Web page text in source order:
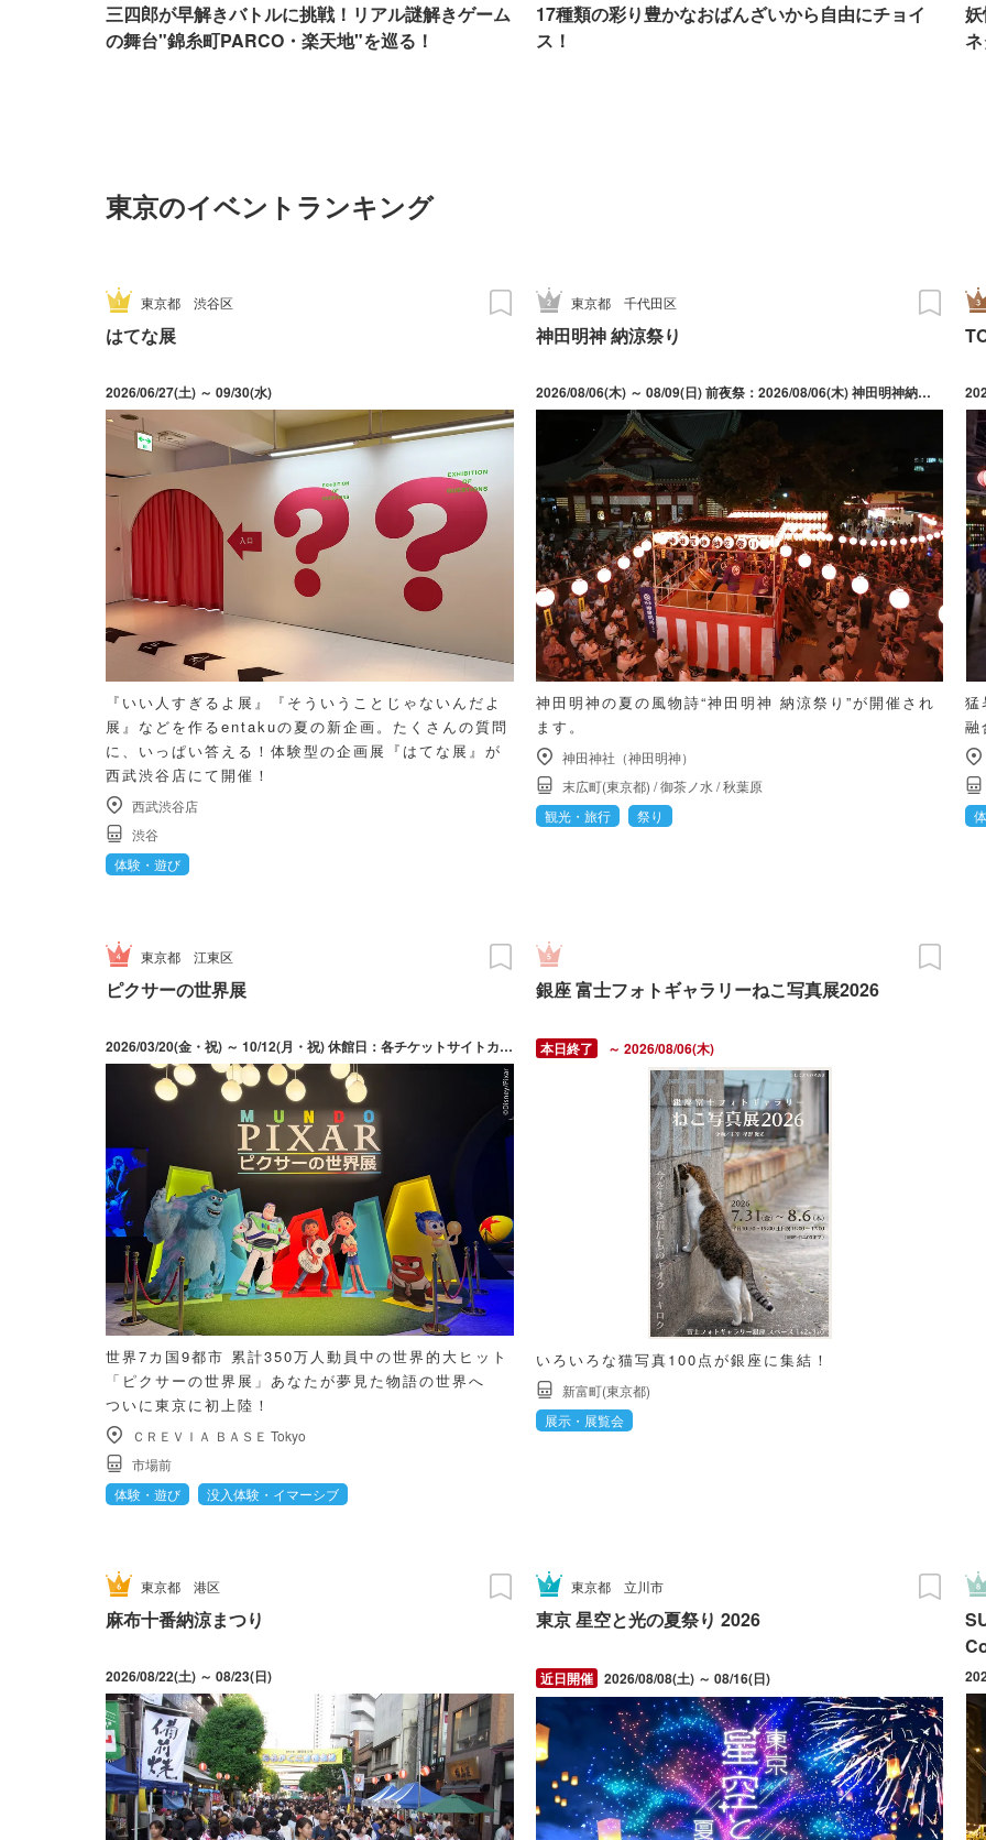
三四郎が早解きバトルに挑戦！リアル謎解きゲーム
の舞台"錦糸町PARCO・楽天地"を巡る！
17種類の彩り豊かなおばんざいから自由にチョイ
ス！
東京のイベントランキング
東京都 渋谷区
はてな展
2026/06/27(土) ～ 09/30(水)
『いい人すぎるよ展』『そういうことじゃないんだよ
展』などを作るentakuの夏の新企画。たくさんの質問
に、いっぱい答える！体験型の企画展『はてな展』が
西武渋谷店にて開催！
西武渋谷店
渋谷
体験・遊び
東京都千代田区
神田明神 納涼祭り
2026/08/06(木) ～ 08/09(日) 前夜祭：2026/08/06(木) 神田明神納涼祭り：2026/08/07(金) ～ 2026/08/09(日)
神田明神の夏の風物詩“神田明神 納涼祭り”が開催され
ます。
神田神社（神田明神）
末広町(東京都) /御茶ノ水 /秋葉原
観光・旅行
祭り
猛
融
東京都 江東区
ピクサーの世界展
2026/03/20(金・祝) ～ 10/12(月・祝) 休館日：各チケットサイトカレンダーにてご確認ください。
世界7カ国9都市 累計350万人動員中の世界的大ヒット
「ピクサーの世界展」あなたが夢見た物語の世界へ
ついに東京に初上陸！
ＣＲＥＶＩＡ ＢＡＳＥ Tokyo
市場前
体験・遊び
没入体験・イマーシブ
銀座 富士フォトギャラリーねこ写真展2026
～ 2026/08/06(木)
いろいろな猫写真100点が銀座に集結！
新富町(東京都)
展示・展覧会
東京都 港区
麻布十番納涼まつり
2026/08/22(土) ～ 08/23(日)
東京都立川市
東京 星空と光の夏祭り 2026
2026/08/08(土) ～ 08/16(日)